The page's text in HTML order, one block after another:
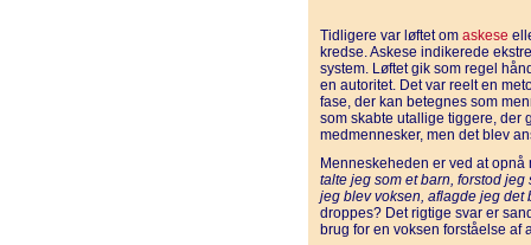
Tidligere var løftet om askese
kredse. Askese indikerede
system. Løftet gik som regel
en autoritet. Det var reelt en
fase, der kan betegnes som
som skabte utallige tiggere, der
medmennesker, men det blev
Menneskeheden er ved at
talte jeg som et barn, forstod
jeg blev voksen, aflagde jeg det
droppes? Det rigtige svar er
brug for en voksen forståelse af